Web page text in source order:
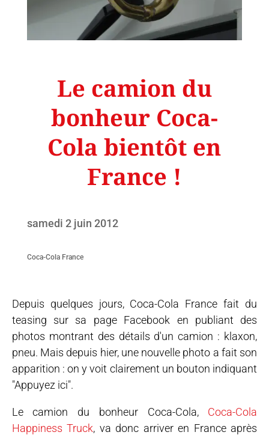
Le camion du
bonheur Coca-
Cola bientôt en
France !
samedi 2 juin 2012
Coca-Cola France
Depuis quelques jours, Coca-Cola France fait du
teasing sur sa page Facebook en publiant des
photos montrant des détails d'un camion : klaxon,
pneu. Mais depuis hier, une nouvelle photo a fait son
apparition : on y voit clairement un bouton indiquant
"Appuyez ici".
Le camion du bonheur Coca-Cola, Coca-Cola
Happiness Truck, va donc arriver en France après